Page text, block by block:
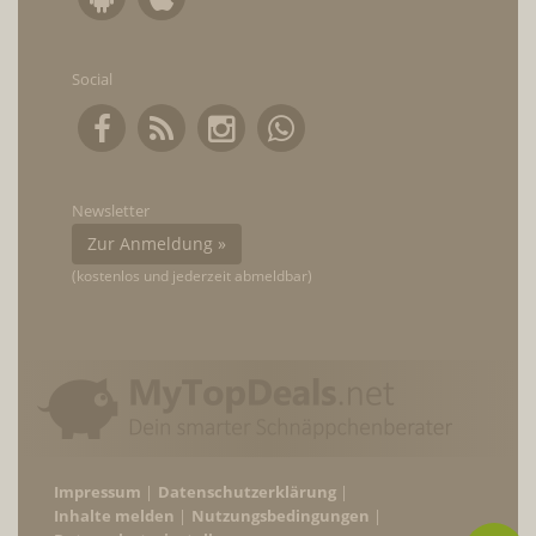
Social
Newsletter
Zur Anmeldung »
(kostenlos und jederzeit abmeldbar)
Impressum
Datenschutzerklärung
Inhalte melden
Nutzungsbedingungen